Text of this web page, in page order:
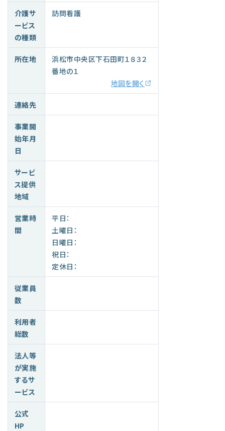
介護サ
ービス
の種類
訪問看護
所在地
浜松市中央区下石田町１８３２
番地の１
地図を開く
連絡先
事業開
始年月
日
サービ
ス提供
地域
営業時
間
平日：
土曜日：
日曜日：
祝日：
定休日：
従業員
数
利用者
総数
法人等
が実施
するサ
ービス
公式
HP